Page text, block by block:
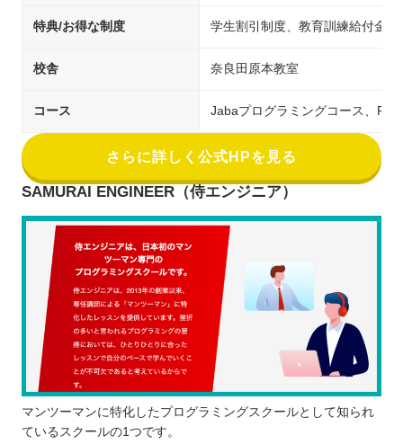
特典/お得な制度 学生割引制度、教育訓練給付金制
校舎 奈良田原本教室
コース Jabaプログラミングコース、
さらに詳しく公式HPを見る
SAMURAI ENGINEER（侍エンジニア）
マンツーマンに特化したプログラミングスクールとして知られ
ているスクールの1つです。